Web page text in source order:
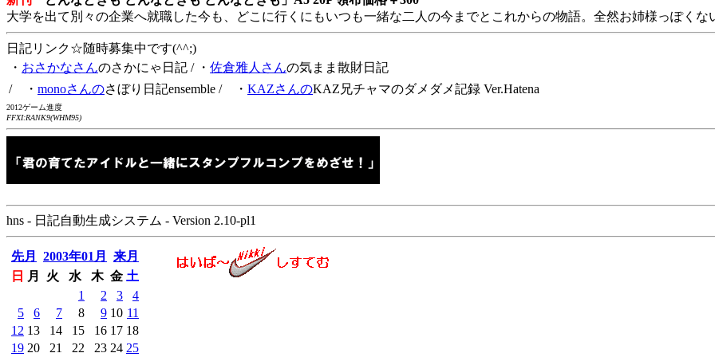
大学を出て別々の企業へ就職した今も、どこに行くにもいつも一緒な二人の今までとこれからの物語。全然お姉様っぽくな
日記リンク☆随時募集中です(^^;)
・ おさかなさんのさかにゃ日記 / ・ 佐倉雅人さんの気まま散財日記
/ ・ monoさんのさぼり日記ensemble / ・ KAZさんのKAZ兄チャマのダメダメ記録 Ver.Hatena
2012ゲーム進度
FFXI:RANK9(WHM95)
hns - 日記自動生成システム - Version 2.10-pl1
先月 2003年01月
来月
日
月 火 水 木 金 土
1
2 3
4
5
6 7 8 9 10 11
12 13 14 15 16 17 18
19 20 21 22 23 24 25